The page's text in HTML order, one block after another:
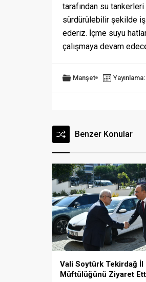
tarafından su
sürdürülebilir şekilde
ederiz. İçme suyu
çalışmaya devam
Manşet
Benzer Konular
Vali Soytürk Tekirdağ İl
Müftülüğünü Ziyaret